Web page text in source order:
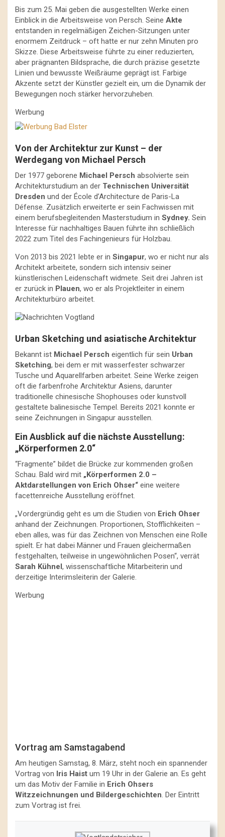
Bis zum 25. Mai geben die ausgestellten Werke einen
Einblick in die Arbeitsweise von Persch. Seine Akte
entstanden in regelmäßigen Zeichen-Sitzungen unter
enormem Zeitdruck – oft hatte er nur zehn Minuten pro
Skizze. Diese Arbeitsweise führte zu einer reduzierten,
aber prägnanten Bildsprache, die durch präzise gesetzte
Linien und bewusste Weißräume geprägt ist. Farbige
Akzente setzt der Künstler gezielt ein, um die Dynamik der
Bewegungen noch stärker hervorzuheben.
Werbung
Von der Architektur zur Kunst – der
Werdegang von Michael Persch
Der 1977 geborene Michael Persch absolvierte sein
Architekturstudium an der Technischen Universität
Dresden und der École d’Architecture de Paris-La
Défense. Zusätzlich erweiterte er sein Fachwissen mit
einem berufsbegleitenden Masterstudium in Sydney. Sein
Interesse für nachhaltiges Bauen führte ihn schließlich
2022 zum Titel des Fachingenieurs für Holzbau.
Von 2013 bis 2021 lebte er in Singapur, wo er nicht nur als
Architekt arbeitete, sondern sich intensiv seiner
künstlerischen Leidenschaft widmete. Seit drei Jahren ist
er zurück in Plauen, wo er als Projektleiter in einem
Architekturbüro arbeitet.
Urban Sketching und asiatische Architektur
Bekannt ist Michael Persch eigentlich für sein Urban
Sketching, bei dem er mit wasserfester schwarzer
Tusche und Aquarellfarben arbeitet. Seine Werke zeigen
oft die farbenfrohe Architektur Asiens, darunter
traditionelle chinesische Shophouses oder kunstvoll
gestaltete balinesische Tempel. Bereits 2021 konnte er
seine Zeichnungen in Singapur ausstellen.
Ein Ausblick auf die nächste Ausstellung:
„Körperformen 2.0“
“Fragmente” bildet die Brücke zur kommenden großen
Schau. Bald wird mit „Körperformen 2.0 –
Aktdarstellungen von Erich Ohser“ eine weitere
facettenreiche Ausstellung eröffnet.
„Vordergründig geht es um die Studien von Erich Ohser
anhand der Zeichnungen. Proportionen, Stofflichkeiten –
eben alles, was für das Zeichnen von Menschen eine Rolle
spielt. Er hat dabei Männer und Frauen gleichermaßen
festgehalten, teilweise in ungewöhnlichen Posen“, verrät
Sarah Kühnel, wissenschaftliche Mitarbeiterin und
derzeitige Interimsleiterin der Galerie.
Werbung
Vortrag am Samstagabend
Am heutigen Samstag, 8. März, steht noch ein spannender
Vortrag von Iris Haist um 19 Uhr in der Galerie an. Es geht
um das Motiv der Familie in Erich Ohsers
Witzzeichnungen und Bildergeschichten. Der Eintritt
zum Vortrag ist frei.